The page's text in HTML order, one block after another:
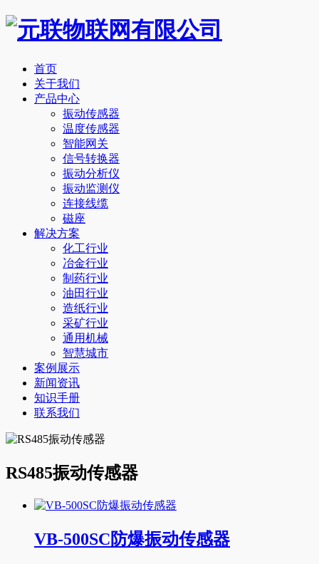
首页
关于我们
产品中心
振动传感器
温度传感器
智能网关
信号转换器
振动分析仪
振动监测仪
连接线缆
磁座
解决方案
化工行业
冶金行业
制药行业
油田行业
造纸行业
采矿行业
通用机械
智慧城市
案例展示
新闻资讯
知识手册
联系我们
RS485振动传感器
VB-500SC防爆振动传感器